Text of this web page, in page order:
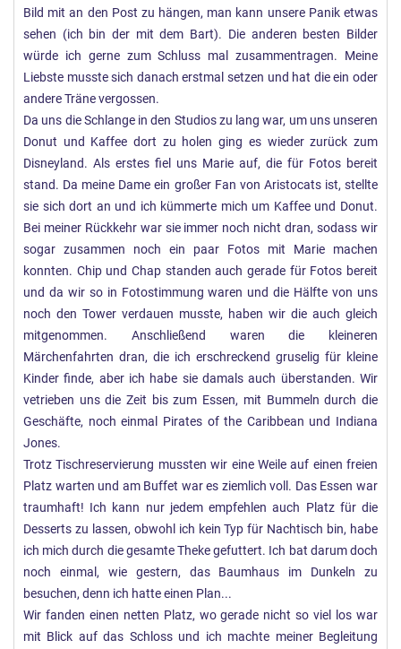
Bild mit an den Post zu hängen, man kann unsere Panik etwas
sehen (ich bin der mit dem Bart). Die anderen besten Bilder
würde ich gerne zum Schluss mal zusammentragen. Meine
Liebste musste sich danach erstmal setzen und hat die ein oder
andere Träne vergossen.
Da uns die Schlange in den Studios zu lang war, um uns unseren
Donut und Kaffee dort zu holen ging es wieder zurück zum
Disneyland. Als erstes fiel uns Marie auf, die für Fotos bereit
stand. Da meine Dame ein großer Fan von Aristocats ist, stellte
sie sich dort an und ich kümmerte mich um Kaffee und Donut.
Bei meiner Rückkehr war sie immer noch nicht dran, sodass wir
sogar zusammen noch ein paar Fotos mit Marie machen
konnten. Chip und Chap standen auch gerade für Fotos bereit
und da wir so in Fotostimmung waren und die Hälfte von uns
noch den Tower verdauen musste, haben wir die auch gleich
mitgenommen. Anschließend waren die kleineren
Märchenfahrten dran, die ich erschreckend gruselig für kleine
Kinder finde, aber ich habe sie damals auch überstanden. Wir
vetrieben uns die Zeit bis zum Essen, mit Bummeln durch die
Geschäfte, noch einmal Pirates of the Caribbean und Indiana
Jones.
Trotz Tischreservierung mussten wir eine Weile auf einen freien
Platz warten und am Buffet war es ziemlich voll. Das Essen war
traumhaft! Ich kann nur jedem empfehlen auch Platz für die
Desserts zu lassen, obwohl ich kein Typ für Nachtisch bin, habe
ich mich durch die gesamte Theke gefuttert. Ich bat darum doch
noch einmal, wie gestern, das Baumhaus im Dunkeln zu
besuchen, denn ich hatte einen Plan...
Wir fanden einen netten Platz, wo gerade nicht so viel los war
mit Blick auf das Schloss und ich machte meiner Begleitung